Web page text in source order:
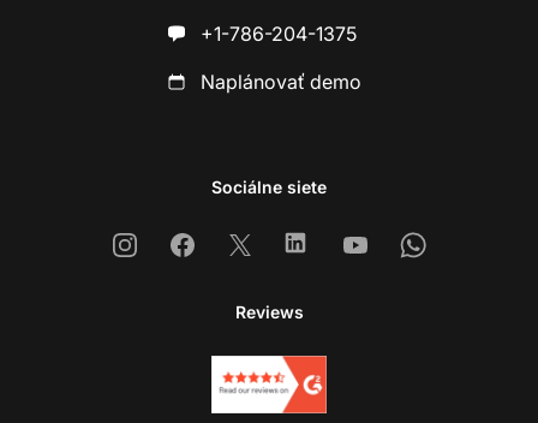
+1-786-204-1375
Naplánovať demo
Sociálne siete
InstagramFacebook
X LinkedinYoutubeWhatsapp
Reviews